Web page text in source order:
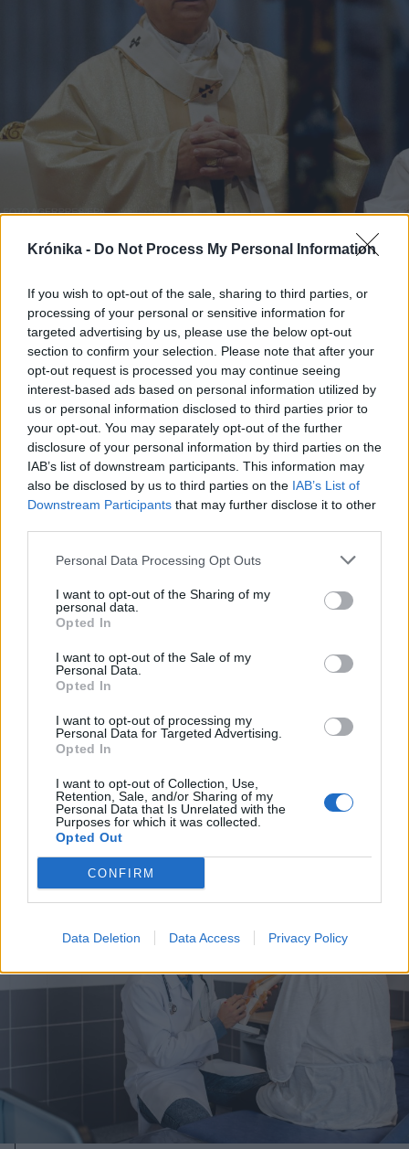
Krónika - Do Not Process My Personal Information
If you wish to opt-out of the sale, sharing to third parties, or
processing of your personal or sensitive information for
targeted advertising by us, please use the below opt-out
section to confirm your selection. Please note that after your
opt-out request is processed you may continue seeing
interest-based ads based on personal information utilized by
us or personal information disclosed to third parties prior to
your opt-out. You may separately opt-out of the further
disclosure of your personal information by third parties on the
IAB’s list of downstream participants. This information may
also be disclosed by us to third parties on the IAB’s List of
Downstream Participants that may further disclose it to other
Personal Data Processing Opt Outs
I want to opt-out of the Sharing of my
personal data.
Opted In
I want to opt-out of the Sale of my
Personal Data.
Opted In
I want to opt-out of processing my
Personal Data for Targeted Advertising.
Opted In
I want to opt-out of Collection, Use,
Retention, Sale, and/or Sharing of my
Personal Data that Is Unrelated with the
Purposes for which it was collected.
Opted Out
CONFIRM
Data Deletion Data Access Privacy Policy
2026. május 26., kedd
az emberiségnek a mesterséges
intelligenciára vonatkozóan
Így készítettünk az AI segítségével
egy neves séf stílusában olyan
ebédet, amit ő a nyilvánosság előtt
még el sem követett